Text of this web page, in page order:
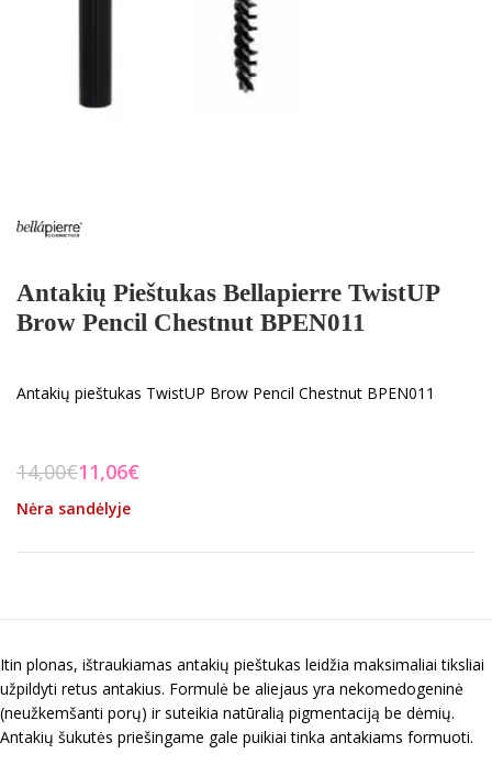
Antakių Pieštukas Bellapierre TwistUP
Brow Pencil Chestnut BPEN011
Antakių pieštukas TwistUP Brow Pencil Chestnut BPEN011
14,00€11,06€
Nėra sandėlyje
Itin plonas, ištraukiamas antakių pieštukas leidžia maksimaliai tiksliai
užpildyti retus antakius. Formulė be aliejaus yra nekomedogeninė
(neužkemšanti porų) ir suteikia natūralią pigmentaciją be dėmių.
Antakių šukutės priešingame gale puikiai tinka antakiams formuoti.